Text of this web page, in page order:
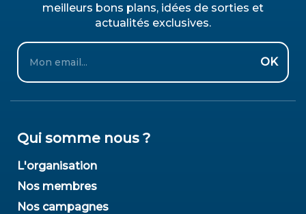
meilleurs bons plans, idées de sorties et
actualités exclusives.
Email
OK
Qui somme nous ?
L'organisation
Nos membres
Nos campagnes